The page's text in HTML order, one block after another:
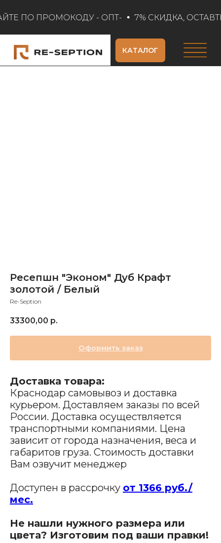
ПО ПРОМОКОДУ - ОПТ- 7% СКИДКА,
КАТАЛОГ
Ресепшн "Эконом" Дуб Крафт
золотой / Белый
Re-Seption
33300,00 р.
Оформить заказ
Доставка товара:
Краснодар самовывоз и доставка
курьером. Доставляем заказы по всей
России. Доставка осуществляется
транспортными компаниями. Цена
зависит от города назначения, веса и
габаритов груза. Стоимость доставки
Вам озвучит менеджер
Доступен в рассрочку от 1366 руб./
мес.
Не нашли нужного размера или
цвета? Изготовим под ваши правки!
Производство мебели для бизнеса
Наши адреса: